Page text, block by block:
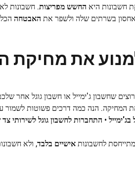
חשבונות היא החשש מפריצות. חשבונות
בשרתים שלה ולשפר את האבטחה
את מחיקת
שחשבון ג'ימייל או חשבון גוגל אחר
המחיקה. הנה כמה דרכים פשוטות לשמור
• התחברות לחשבון גוגל לשירותי
מתייחסת לחשבונותאישיים בלבד, ולא